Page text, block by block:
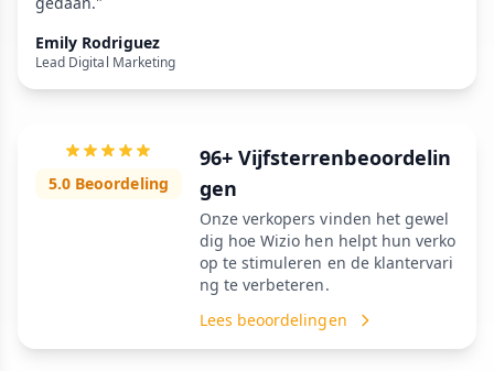
Emily Rodriguez
Lead Digital Marketing
5.0 Beoordeling
96+ Vijfsterrenbeoordelin
gen
Onze verkopers vinden het gewel
dig hoe Wizio hen helpt hun verko
op te stimuleren en de klantervari
ng te verbeteren.
Lees beoordelingen